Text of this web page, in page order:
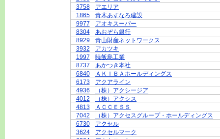
3758
アエリア
1865
青木あすなろ建設
9977
アオキスーパー
8304
あおぞら銀行
8929
青山財産ネットワークス
3932
アカツキ
1997
暁飯島工業
8737
あかつき本社
6840
ＡＫＩＢＡホールディングス
6173
アクアライン
4936
（株）アクシージア
4012
（株）アクシス
4813
ＡＣＣＥＳＳ
7042
（株）アクセスグループ・ホールディングス
6730
アクセル
3624
アクセルマーク